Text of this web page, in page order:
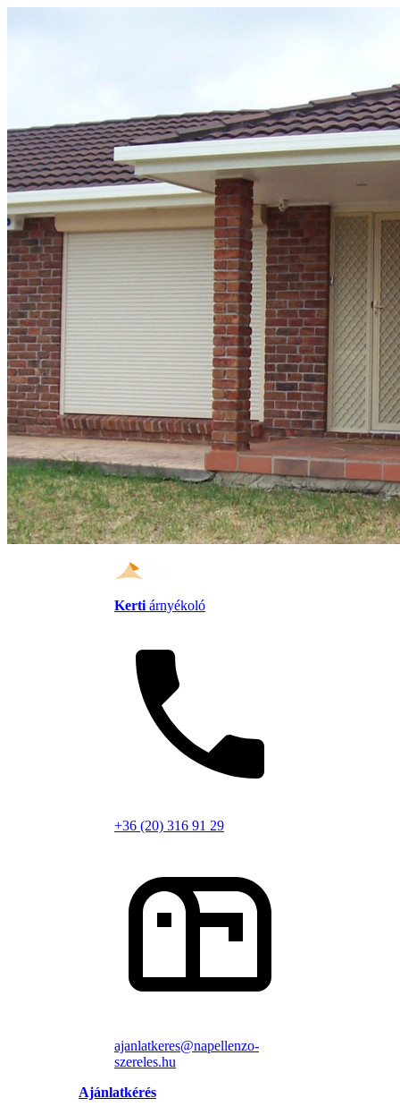
Kerti árnyékoló
+36 (20) 316 91 29
ajanlatkeres@napellenzo-
szereles.hu
Ajánlatkérés